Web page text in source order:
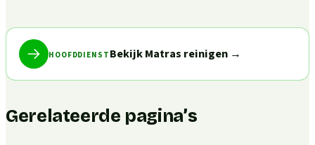
HOOFDDIENST Bekijk Matras reinigen→
Gerelateerde pagina’s